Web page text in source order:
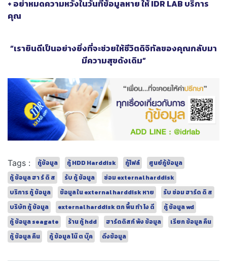
+ อย่าหมดความหวังในวันที่ข้อมูลหาย ให้ IDR LAB บริการ
คุณ
“เรายินดีเป็นอย่างยิ่งที่จะช่วยให้ชีวิตดิจิทัลของคุณกลับมา
มีความสุขดังเดิม”
Tags : กู้ข้อมูล กู้ HDD Harddisk กู้ไฟล์
ศูนย์กู้ข้อมูล
กู้ ข้อมูล ฮา ร์ ดิ ส
รับ กู้ ข้อมูล
ซ่อม external harddisk
บริการ กู้ ข้อมูล
ข้อมูล ใน external harddisk หาย
รับ ซ่อม ฮาร์ด ดิ ส
บริษัท กู้ ข้อมูล
external harddisk ตก พื้น ทํา ไง ดี
กู้ ข้อมูล wd
กู้ ข้อมูล seagate
ร้าน กู้ hdd ฮาร์ดดิสก์ พัง ข้อมูล
เรียก ข้อมูล คืน
กู้ ข้อมูล คืน
กู้ ข้อมูล โน๊ ต บุ๊ค ดึงข้อมูล